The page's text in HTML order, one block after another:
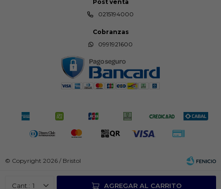
1 AGREGAR AL CARRITO
Post venta
0215194000
Cobranzas
0991921600
© Copyright 2026 / Bristol